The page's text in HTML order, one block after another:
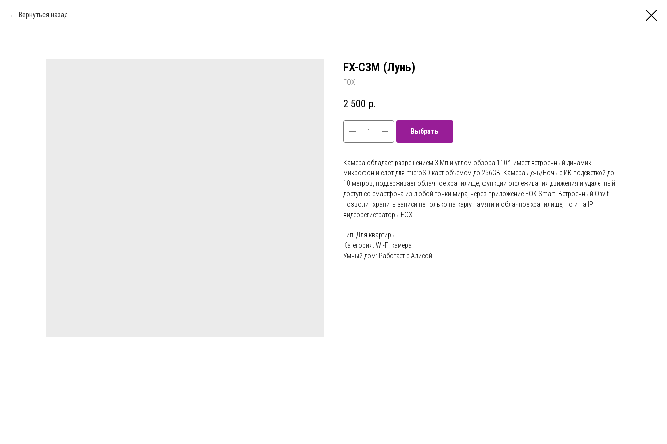
Вернуться назад
FX-C3M (Лунь)
FOX
2 500 р.
Выбрать
Камера обладает разрешением 3 Мп и углом обзора 110°, имеет встроенный динамик,
микрофон и слот для microSD карт объемом до 256GB. Камера День/Ночь с ИК подсветкой до
10 метров, поддерживает облачное хранилище, функции отслеживания движения и удаленный
доступ со смартфона из любой точки мира, через приложение FOX Smart. Встроенный Onvif
позволит хранить записи не только на карту памяти и облачное хранилище, но и на IP
видеорегистраторы FOX.
Тип: Для квартиры
Категория: Wi-Fi камера
Умный дом: Работает с Алисой